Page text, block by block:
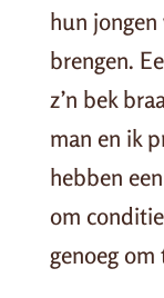
hun
brengen.
z’n bek
man en ik
hebben
om
genoeg